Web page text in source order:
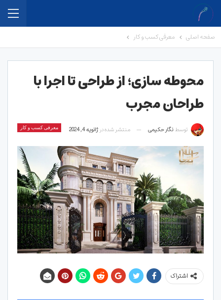
صفحه اصلی معرفی کسب و کار
محوطه سازی؛ از طراحی تا اجرا با
طراحان مجرب
معرفی کسب و کار توسط نگار حکیمی منتشر شده در ژانویه 4, 2024
اشتراک